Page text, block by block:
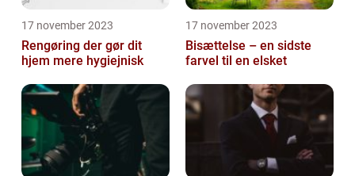
17 november 2023
Rengøring der gør dit
hjem mere hygiejnisk
17 november 2023
Bisættelse – en sidste
farvel til en elsket